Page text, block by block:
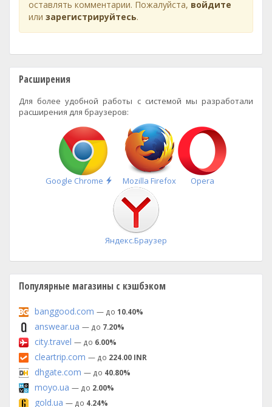
оставлять комментарии. Пожалуйста, войдите
или зарегистрируйтесь.
Расширения
Для более удобной работы с системой мы разработали
расширения для браузеров:
Google Chrome
Быстрая
установка
Mozilla Firefox Opera
Яндекс.Браузер
Популярные магазины с кэшбэком
banggood.com — до 10.40%
answear.ua — до 7.20%
city.travel — до 6.00%
cleartrip.com — до 224.00 INR
dhgate.com — до 40.80%
moyo.ua — до 2.00%
gold.ua — до 4.24%